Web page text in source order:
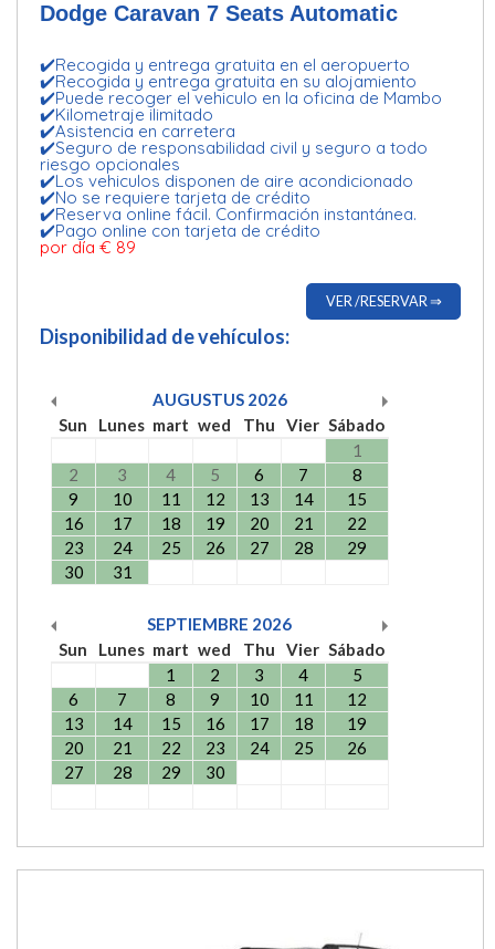
Dodge Caravan 7 Seats Automatic
✔️Recogida y entrega gratuita en el aeropuerto
✔️Recogida y entrega gratuita en su alojamiento
✔️Puede recoger el vehiculo en la oficina de Mambo
✔️Kilometraje ilimitado
✔️Asistencia en carretera
✔️Seguro de responsabilidad civil y seguro a todo
riesgo opcionales
✔️Los vehiculos disponen de aire acondicionado
✔️No se requiere tarjeta de crédito
✔️Reserva online fácil. Confirmación instantánea.
✔️Pago online con tarjeta de crédito
por día € 89
VER /RESERVAR ⇒
Disponibilidad de vehículos:
AUGUSTUS 2026
Sun
Lunes mart wed Thu Vier Sábado
1
2
3 4 5 6 7
8
9
10 11 12 13 14
15
16
17 18 19 20 21
22
23
24 25 26 27 28
29
30
31
SEPTIEMBRE 2026
Sun
Lunes mart wed Thu Vier Sábado
1
2 3 4
5
6
7 8 9 10 11
12
13
14 15 16 17 18
19
20
21 22 23 24 25
26
27
28 29 30